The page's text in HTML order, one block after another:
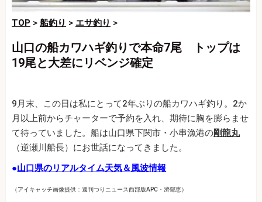
TOP > 船釣り > エサ釣り >
山口の船カワハギ釣りで本命7尾 トップは
19尾と大差にリベンジ確定
9月末、この日は私にとって2年ぶりの船カワハギ釣り。2か
月以上前からチャーターで予約を入れ、期待に胸を膨らませ
て待っていました。船は山口県下関市・小串漁港の剛龍丸
（逆瀬川船長）にお世話になってきました。
●山口県のリアルタイム天気＆風波情報
（アイキャッチ画像提供：週刊つりニュース西部版APC・濟郁恵）